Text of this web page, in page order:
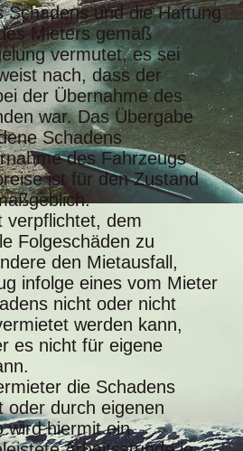
Schadens und die Haftung
Mieters gemäß
vermutet, es sei
nach, dass der
der Übernahme des
war. Das Übergabe
Schadens
des Fahrzeugs
ist für den Zustand
verpflichtet, dem
Folgeschäden zu
den Mietausfall,
infolge eines vom Mieter
nicht oder nicht
werden kann,
es nicht für eigene
die Schadens
oder durch eigenen
wird hiermit ein